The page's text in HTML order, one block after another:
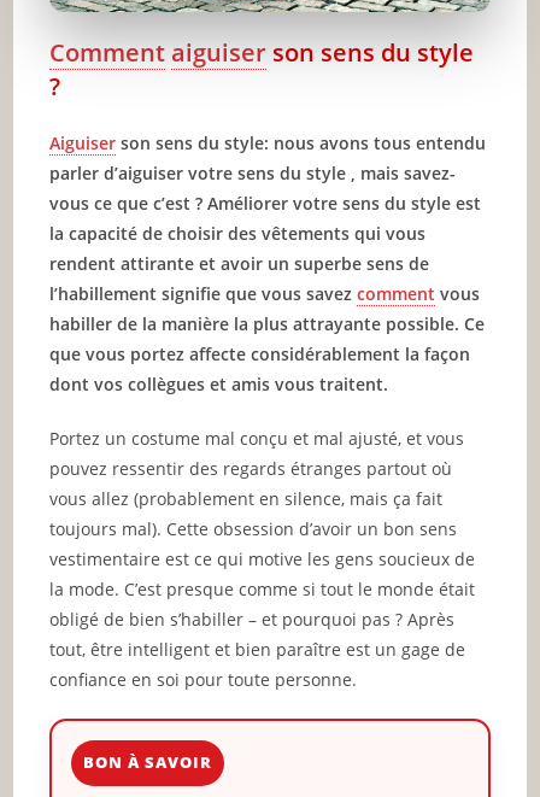
Comment aiguiser son sens du style
?
Aiguiser son sens du style: nous avons tous entendu
parler d’aiguiser votre sens du style , mais savez-
vous ce que c’est ? Améliorer votre sens du style est
la capacité de choisir des vêtements qui vous
rendent attirante et avoir un superbe sens de
l’habillement signifie que vous savezcomment vous
habiller de la manière la plus attrayante possible. Ce
que vous portez affecte considérablement la façon
dont vos collègues et amis vous traitent.
Portez un costume mal conçu et mal ajusté, et vous
pouvez ressentir des regards étranges partout où
vous allez (probablement en silence, mais ça fait
toujours mal). Cette obsession d’avoir un bon sens
vestimentaire est ce qui motive les gens soucieux de
la mode. C’est presque comme si tout le monde était
obligé de bien s’habiller – et pourquoi pas ? Après
tout, être intelligent et bien paraître est un gage de
confiance en soi pour toute personne.
BON À SAVOIR